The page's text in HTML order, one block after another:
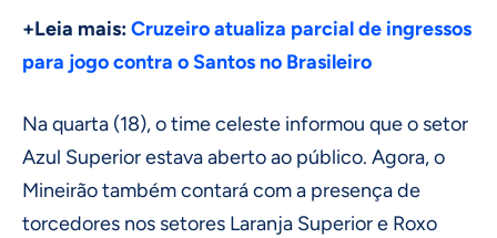
+Leia mais:Cruzeiro atualiza parcial de ingressos
para jogo contra o Santos no Brasileiro
Na quarta (18), o time celeste informou que o setor
Azul Superior estava aberto ao público. Agora, o
Mineirão também contará com a presença de
torcedores nos setores Laranja Superior e Roxo